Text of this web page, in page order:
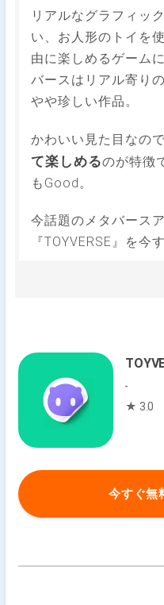
リアルなグラフィッ
い、お人形のトイを
由に楽しめるゲーム
バースはリアル寄り
やや珍しい作品。
かわいい見た目なの
て楽しめるのが特徴
もGood。
今話題のメタバース
『TOYVERSE』を今
-
★ 3.0
今すぐ無